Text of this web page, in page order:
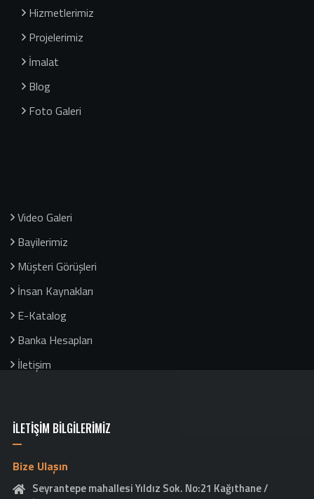
Hizmetlerimiz
Projelerimiz
İmalat
Blog
Foto Galeri
Video Galeri
Bayilerimiz
Müşteri Görüşleri
İnsan Kaynakları
E-Katalog
Banka Hesapları
İletişim
İLETİŞİM BİLGİLERİMİZ
Bize Ulaşın
Seyrantepe mahallesi Yıldız Sok. No:21 Kağıthane /